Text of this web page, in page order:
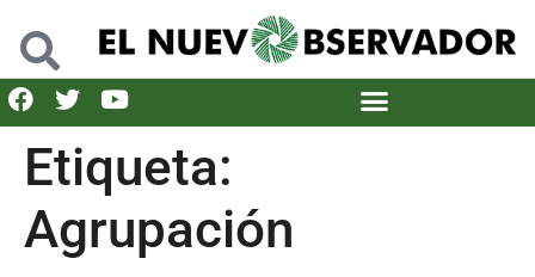
Etiqueta:
Agrupación